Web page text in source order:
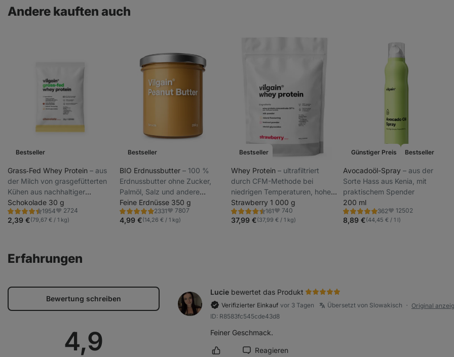
Andere kauften auch
Bestseller
Grass‑Fed Whey Protein ⁠–⁠ aus
der Milch von grasgefütterten
Kühen aus nachhaltiger
Haltung, mit Stevia gesüßt,
ultrafiltriert bei niedrigen
Temperaturen
Schokolade 30 g
1954
Bewertung
4.4/5,
1954
Favoriten
2724
2,39 €(79,67 € / 1 kg)
Bestseller
BIO Erdnussbutter ⁠–⁠ 100 %
Erdnussbutter ohne Zucker,
Palmöl, Salz und andere
Zusatzstoffe
Feine Erdnüsse 350 g
2331
Bewertung
4.8/5,
2331
Favoriten
7807
4,99 €(14,26 € / 1 kg)
Bestseller
Whey Protein⁠–⁠ ultrafiltriert
durch CFM-Methode bei
niedrigen Temperaturen, hoher
Protein- und BCAA-Gehalt,
gesüßt mit Steviolglykosiden
Strawberry 1 000 g
161
Bewertung
4.5/5,
161
Favoriten
740
37,99 €(37,99 € / 1 kg)
Günstiger Preis Bestseller
Avocadoöl-Spray ⁠–⁠ aus der
Sorte Hass aus Kenia, mit
praktischem Spender
200 ml
362
Bewertung
4.9/5,
362
Favoriten
12502
8,89 €(44,45 € / 1 l)
Erfahrungen
Bewertung schreiben
Durchschnittliche
4,9
Lucie bewertet das Produkt
Verifizierter Einkauf vor 3 Tagen Übersetzt von Slowakisch ●
Original
ID: R8583fc545cde43d8
Feiner Geschmack.
Rezension als hilfreich markieren
Reagieren